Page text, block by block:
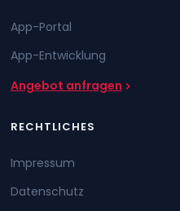
App-Portal
App-Entwicklung
Angebot anfragen
RECHTLICHES
Impressum
Datenschutz